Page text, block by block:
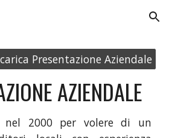
Skip to navigation
Presentazione Aziendale
AZIENDALE
2000 per volere di un